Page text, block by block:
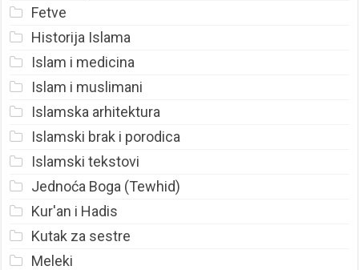
Fetve
Historija Islama
Islam i medicina
Islam i muslimani
Islamska arhitektura
Islamski brak i porodica
Islamski tekstovi
Jednoća Boga (Tewhid)
Kur'an i Hadis
Kutak za sestre
Meleki